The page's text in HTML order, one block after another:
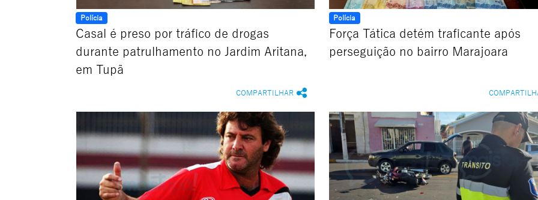
Polícia
Casal é preso por tráfico de drogas
durante patrulhamento no Jardim Aritana,
em Tupã
COMPARTILHAR
Polícia
Força Tática detém traficante após
perseguição no bairro Marajoara